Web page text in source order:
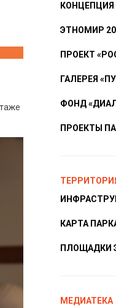
ЭТНОМИР
ПРОЕКТ
ГАЛЕРЕЯ
ФОНД
ПРОЕКТЫ
КАРТА
ПЛОЩАДКИ
МЕДИАТЕКА